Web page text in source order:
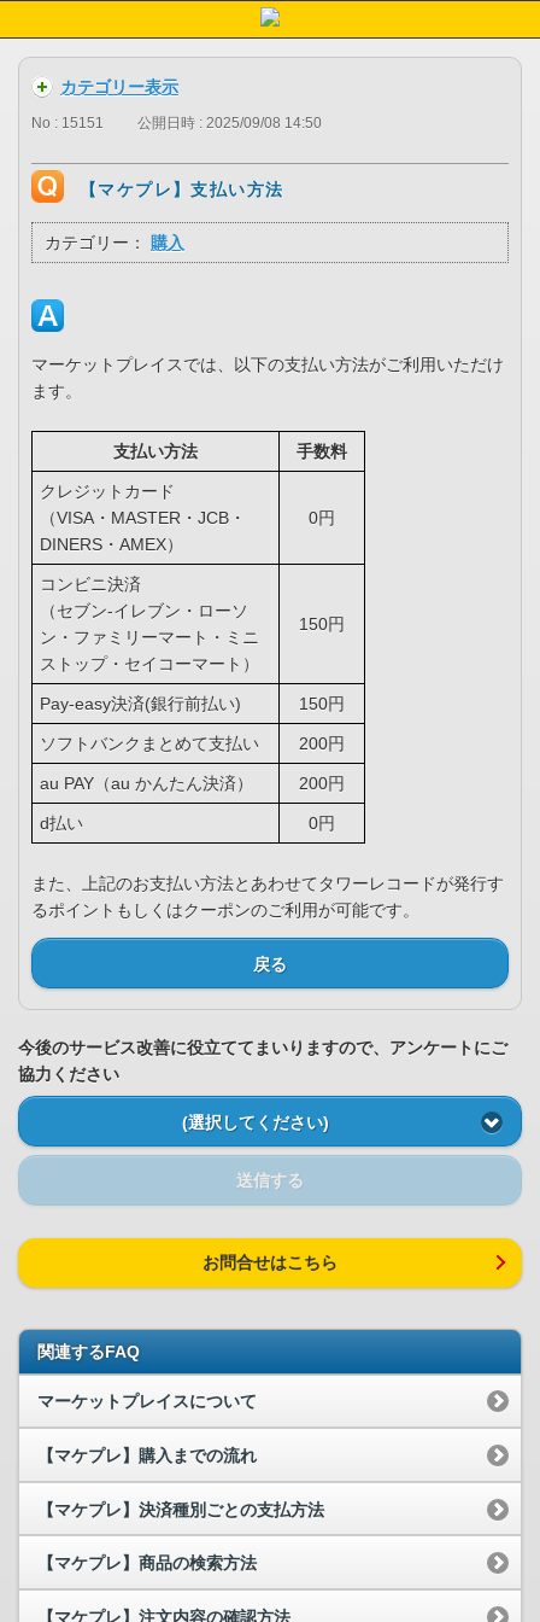
カテゴリー表示
No : 15151 公開日時 : 2025/09/08 14:50
【マケプレ】支払い方法
カテゴリー： 購入
マーケットプレイスでは、以下の支払い方法がご利用いただけ
ます。
支払い方法 手数料
クレジットカード
（VISA・MASTER・JCB・
DINERS・AMEX）
0円
コンビニ決済
（セブン-イレブン・ローソ
ン・ファミリーマート・ミニ
ストップ・セイコーマート）
150円
Pay-easy決済(銀行前払い) 150円
ソフトバンクまとめて支払い 200円
au PAY（au かんたん決済） 200円
d払い 0円
また、上記のお支払い方法とあわせてタワーレコードが発行す
るポイントもしくはクーポンのご利用が可能です。
戻る
今後のサービス改善に役立ててまいりますので、アンケートにご
協力ください
(選択してください)
送信する
お問合せはこちら
関連するFAQ
マーケットプレイスについて
【マケプレ】購入までの流れ
【マケプレ】決済種別ごとの支払方法
【マケプレ】商品の検索方法
【マケプレ】注文内容の確認方法